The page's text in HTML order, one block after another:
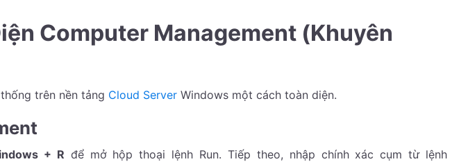
Computer Management (Khuyên
trên nền tảng Cloud Server Windows một cách toàn diện.
+ R để mở hộp thoại lệnh Run. Tiếp theo, nhập chính xác cụm từ lệnh